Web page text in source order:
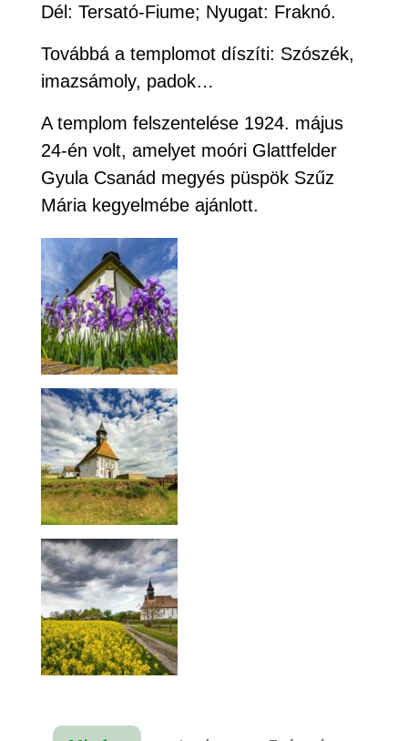
Dél: Tersató-Fiume; Nyugat: Fraknó.
Továbbá a templomot díszíti: Szószék,
imazsámoly, padok…
A templom felszentelése 1924. május
24-én volt, amelyet moóri Glattfelder
Gyula Csanád megyés püspök Szűz
Mária kegyelmébe ajánlott.